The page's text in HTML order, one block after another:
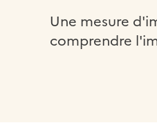
Une mesure
comprendre